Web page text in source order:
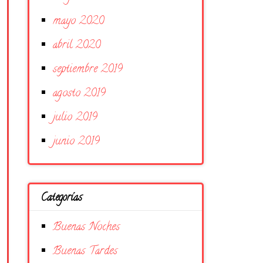
mayo 2020
abril 2020
septiembre 2019
agosto 2019
julio 2019
junio 2019
Categorías
Buenas Noches
Buenas Tardes